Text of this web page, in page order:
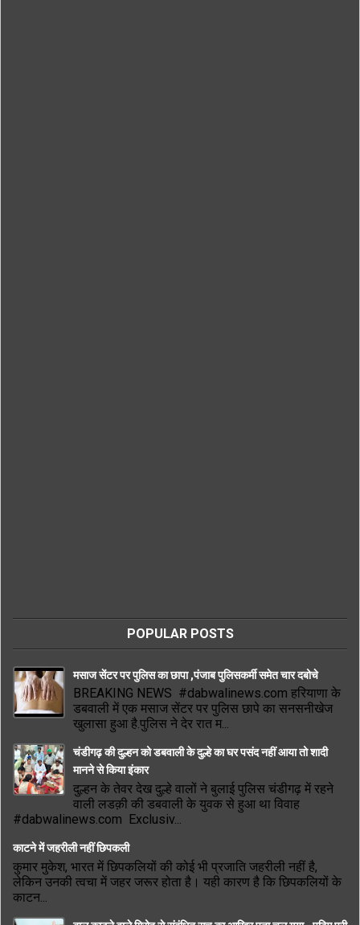
POPULAR POSTS
मसाज सेंटर पर पुलिस का छापा ,पंजाब पुलिसकर्मी समेत चार दबोचे
BREAKING NEWS #dabwalinews.com हरियाणा के
डबवाली में एक मसाज सेंटर पर पुलिस छापे का सनसनीखेज
खुलासा हुआ है.पुलिस ने देर रात म...
चंडीगढ़ की दुल्हन को डबवाली के दुल्हे का घर पसंद नहीं आया तो शादी
मानने से किया इंकार
दुल्हन के तेवर देख दुल्हे वालों ने बुलाई पुलिस चंडीगढ़ में रहने
वाली लडक़ी की डबवाली के युवक से हुआ था विवाह
#dabwalinews.com Exclusiv...
काटने में जहरीली नहीं छिपकली
कुमार मुकेश, भारत में छिपकलियों की कोई भी प्रजाति जहरीली नहीं है,
लेकिन उनकी त्वचा में जहर जरूर होता है। यही कारण है कि छिपकलियों के
काटन...